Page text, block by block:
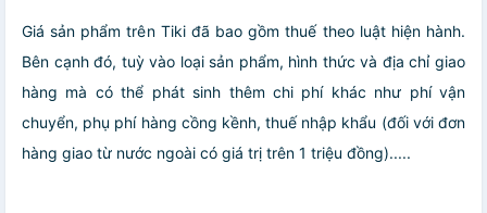
Giá sản phẩm trên Tiki đã bao gồm thuế theo luật hiện hành.
Bên cạnh đó, tuỳ vào loại sản phẩm, hình thức và địa chỉ giao
hàng mà có thể phát sinh thêm chi phí khác như phí vận
chuyển, phụ phí hàng cồng kềnh, thuế nhập khẩu (đối với đơn
hàng giao từ nước ngoài có giá trị trên 1 triệu đồng).....